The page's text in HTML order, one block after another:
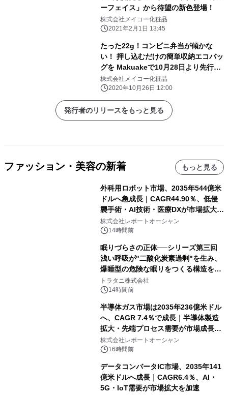
ーフェイス」から待望の新色登場！
株式会社メイコー化粧品
2021年2月1日 13:45
たった22g！コンビニ弁当が傾かな
い！ 押し込むだけの簡単収納エコバッ
グを Makuakeで10月28日より先行販
売開始
株式会社メイコー化粧品
2020年10月26日 12:00
発行者のリリースをもっと見る
ファッション・美容の新着 もっと見る
外科用ロボット市場、2035年544億米
ドルへ急成長｜CAGR44.90％、低侵
襲手術・AI技術・医療DXが市場拡大を
牽引
株式会社レポートオーシャン
14時間前
眠りづらさの正体──シリーズ第三回
浅い呼吸が"二酸化炭素過剰"を生み、
爆睡型の危険な眠りをつくる構造を解
説
トラタニ株式会社
14時間前
半導体ガス市場は2035年236億米ドル
へ、CAGR 7.4％で成長｜半導体製造
拡大・先端プロセス需要が市場成長を
加速
株式会社レポートオーシャン
16時間前
データコンバータIC市場、2035年141
億米ドルへ成長｜CAGR6.4％、AI・
5G・IoT需要が市場拡大を加速